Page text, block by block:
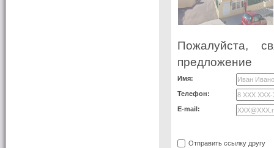
Пожалуйста,
предложение
Имя:
Телефон:
E-mail:
Отправить ссылку другу